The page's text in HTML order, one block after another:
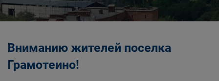
Вниманию жителей поселка
Грамотеино!